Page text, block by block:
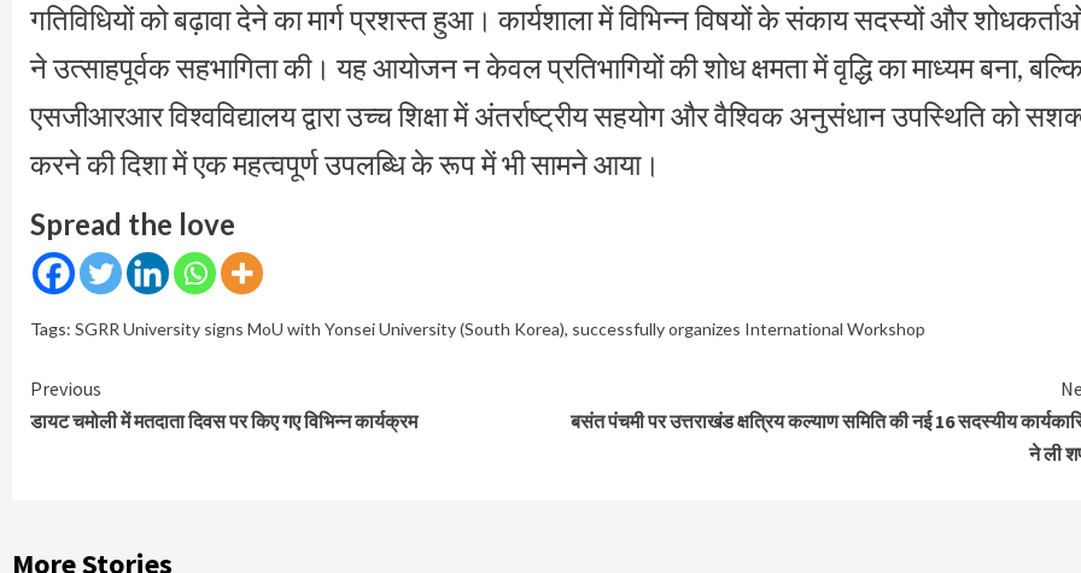
गतिविधियों को बढ़ावा देने का मार्ग प्रशस्त हुआ। कार्यशाला में विभिन्न विषयों के संकाय सदस्यों और
ने उत्साहपूर्वक सहभागिता की। यह आयोजन न केवल प्रतिभागियों की शोध क्षमता में वृद्धि का माध्यम बना,
एसजीआरआर विश्वविद्यालय द्वारा उच्च शिक्षा में अंतर्राष्ट्रीय सहयोग और वैश्विक अनुसंधान उपस्थिति को
करने की दिशा में एक महत्वपूर्ण उपलब्धि के रूप में भी सामने आया।
Spread the love
Tags: SGRR University signs MoU with Yonsei University (South Korea), successfully organizes International Workshop
Continue
Reading
Previous
डायट चमोली में मतदाता दिवस पर किए गए विभिन्न कार्यक्रम
बसंत पंचमी पर उत्तराखंड क्षत्रिय कल्याण समिति की नई 16 सदस्यीय
ने ली
More Stories